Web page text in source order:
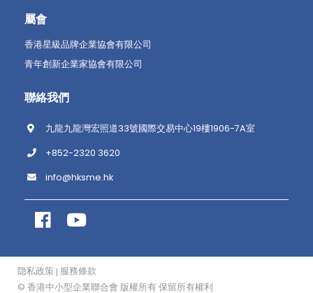
屬會
香港星級品牌企業協會有限公司
青年創新企業家協會有限公司
聯絡我們
九龍九龍灣宏照道33號國際交易中心19樓1906-7A室
+852-2320 3620
info@hksme.hk
隐私政策 | 服務條款
© 香港中小型企業聯合會 版權所有 保留所有權利